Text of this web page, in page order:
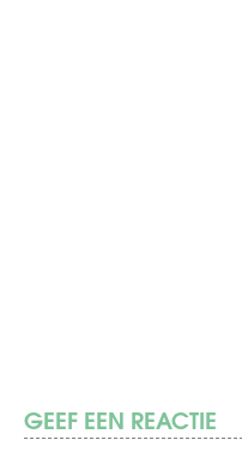
GEEF EEN REACTIE